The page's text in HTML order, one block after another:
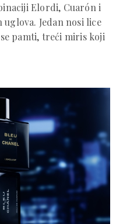
Elordi, Cuarón i
Jedan nosi lice
pamti, treći miris koji